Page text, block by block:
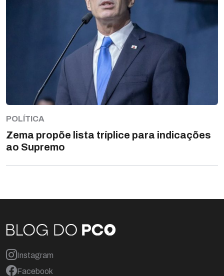
POLÍTICA
Zema propõe lista tríplice para indicações
ao Supremo
Instagram
Facebook